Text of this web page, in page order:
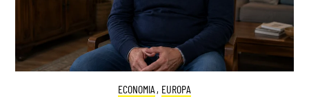
ECONOMIA , EUROPA